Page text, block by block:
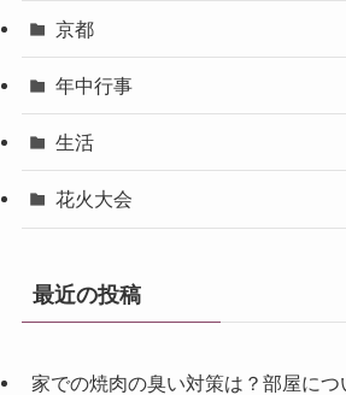
京都
年中行事
生活
花火大会
最近の投稿
家での焼肉の臭い対策は？部屋に